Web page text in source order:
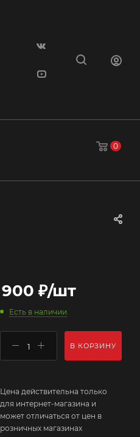
0
900 ₽/шт
Есть в наличии
В КОРЗИНУ
Цена действительна только
для интернет-магазина и
может отличаться от цен в
розничных магазинах